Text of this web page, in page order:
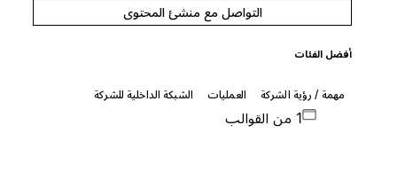
التواصل مع منشئ المحتوى
أفضل الفئات
مهمة / رؤية الشركة العمليات الشبكة الداخلية للشركة